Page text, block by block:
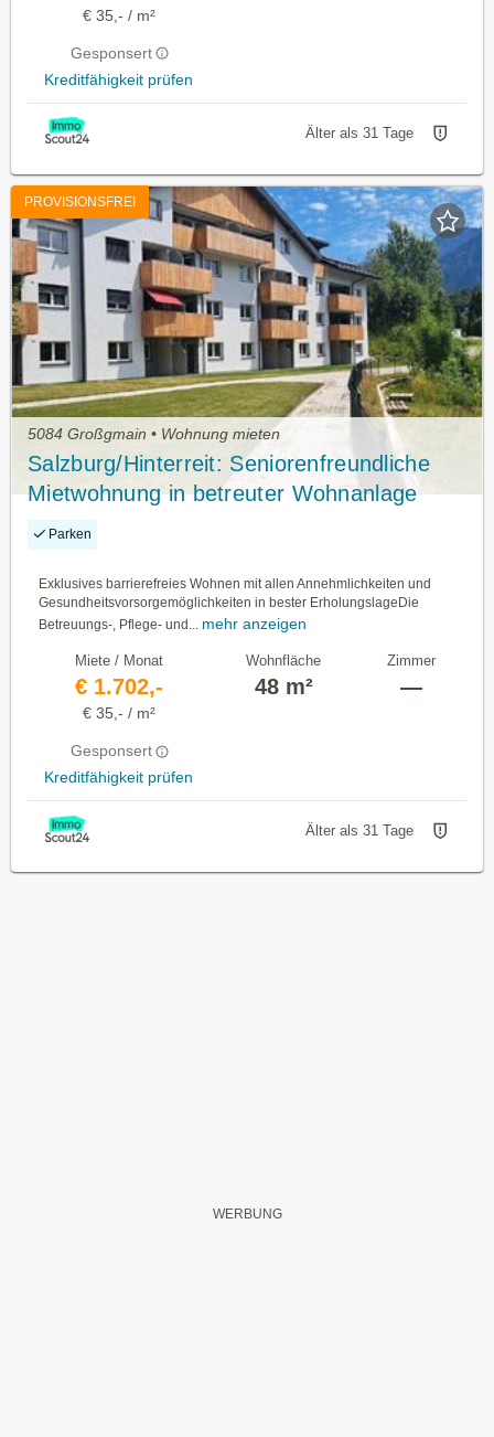
€ 35,- / m²
Gesponsert
Kreditfähigkeit prüfen
Älter als 31 Tage
PROVISIONSFREI
5084 Großgmain • Wohnung mieten
Salzburg/Hinterreit: Seniorenfreundliche
Mietwohnung in betreuter Wohnanlage
Haus A, Top 19 mit ca. 47,74m² WNFL.
Parken
Exklusives barrierefreies Wohnen mit allen Annehmlichkeiten und
Gesundheitsvorsorgemöglichkeiten in bester ErholungslageDie
Betreuungs-, Pflege- und... mehr anzeigen
Miete / Monat
€ 1.702,-
€ 35,- / m²
Gesponsert
Kreditfähigkeit prüfen
Wohnfläche
48 m²
Zimmer
—
Älter als 31 Tage